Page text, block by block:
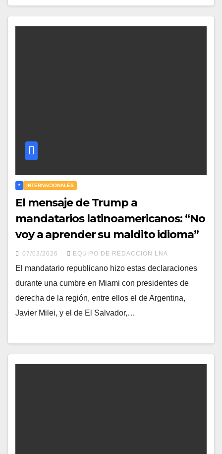
* INTERNACIONALES
El mensaje de Trump a
mandatarios latinoamericanos: “No
voy a aprender su maldito idioma”
07/03/2026 EQUIPO DE REDACCIÓN LNA
El mandatario republicano hizo estas declaraciones
durante una cumbre en Miami con presidentes de
derecha de la región, entre ellos el de Argentina,
Javier Milei, y el de El Salvador,…